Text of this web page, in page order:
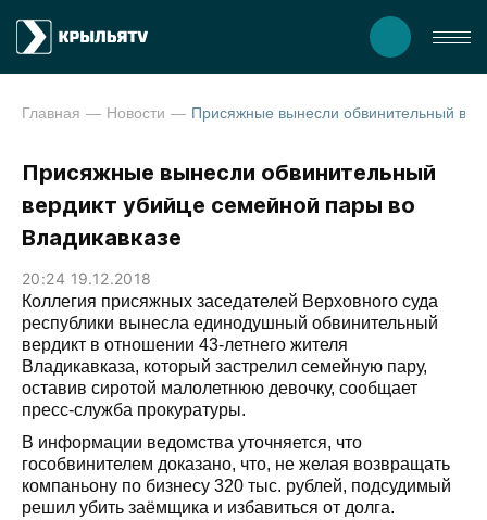
Главная Новости
Присяжные вынесли обвинительный
вердикт убийце семейной пары во
Владикавказе
20:24 19.12.2018
Коллегия присяжных заседателей Верховного суда
республики вынесла единодушный обвинительный
вердикт в отношении 43-летнего жителя
Владикавказа, который застрелил семейную пару,
оставив сиротой малолетнюю девочку, сообщает
пресс-служба прокуратуры.
В информации ведомства уточняется, что
гособвинителем доказано, что, не желая возвращать
компаньону по бизнесу 320 тыс. рублей, подсудимый
решил убить заёмщика и избавиться от долга.